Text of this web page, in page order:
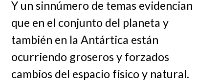
Y un sinnúmero de temas evidencian
que en el conjunto del planeta y
también en la Antártica están
ocurriendo groseros y forzados
cambios del espacio físico y natural.